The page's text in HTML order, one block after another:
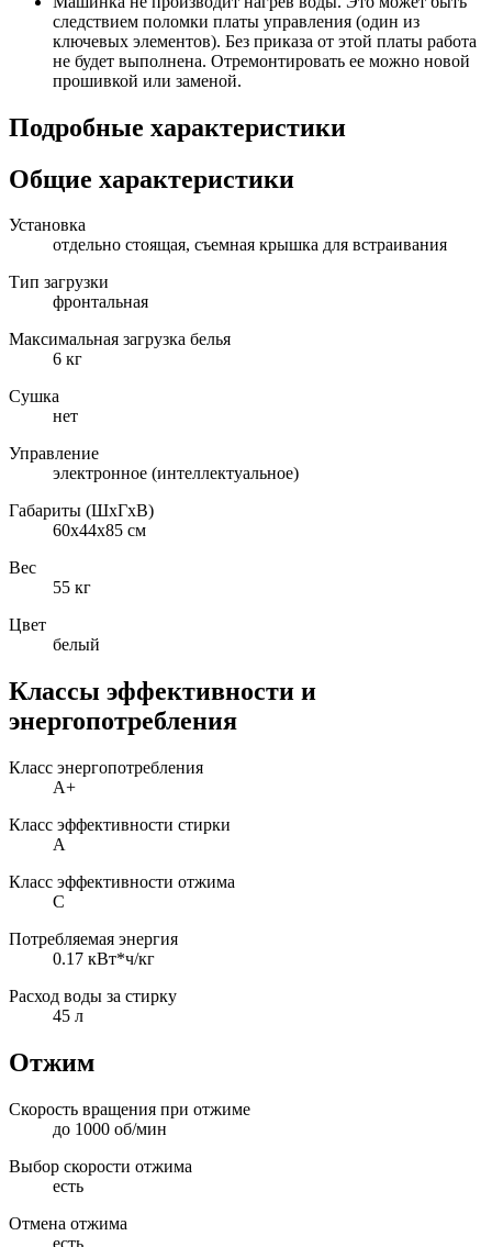
следствием поломки платы управления (один из
ключевых элементов). Без приказа от этой платы работа
не будет выполнена. Отремонтировать ее можно новой
прошивкой или заменой.
Подробные характеристики
Общие характеристики
Установка
отдельно стоящая, съемная крышка для встраивания
Тип загрузки
фронтальная
Максимальная загрузка белья
6 кг
Сушка
нет
Управление
электронное (интеллектуальное)
Габариты (ШxГxВ)
60x44x85 см
Вес
55 кг
Цвет
белый
Классы эффективности и
энергопотребления
Класс энергопотребления
A+
Класс эффективности стирки
A
Класс эффективности отжима
C
Потребляемая энергия
0.17 кВт*ч/кг
Расход воды за стирку
45 л
Отжим
Скорость вращения при отжиме
до 1000 об/мин
Выбор скорости отжима
есть
Отмена отжима
есть